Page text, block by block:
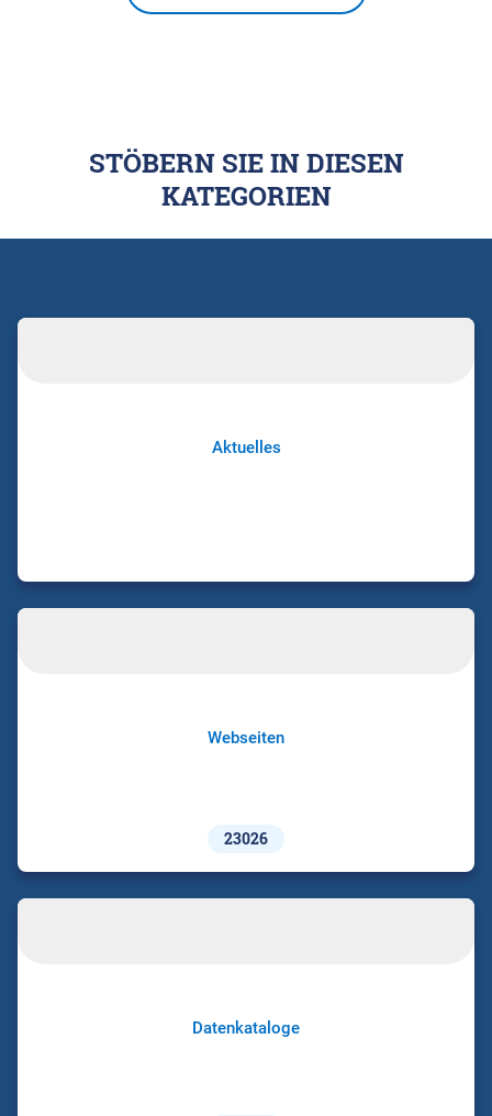
STÖBERN SIE IN DIESEN
KATEGORIEN
Aktuelles
Webseiten
23026
Datenkataloge